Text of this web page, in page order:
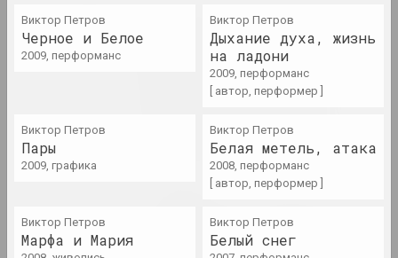
2022 Reform.by, Светлана Станкевич
"Волонтеры для них в
диковинку". Специальный
репортаж Reform.by о
беларусских "стюардессах" и
польской границе
публикация
зруйнаваць і немагчыма
адсекчы": куратар Аляксей
Виктор Петров
Черное и Белое
2009, перформанс
Виктор Петров
Дыхание духа, жизнь
на ладони
2009, перформанс
[ автор, перформер ]
Виктор Петров
Пары
2009, графика
Виктор Петров
Белая метель, атака
2008, перформанс
[ автор, перформер ]
Виктор Петров
Марфа и Мария
Виктор Петров
Белый снег